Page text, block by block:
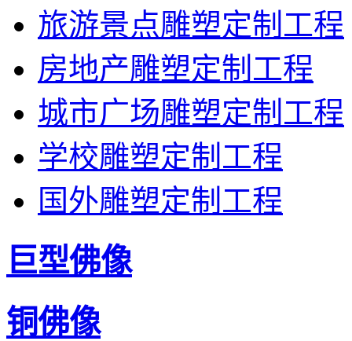
旅游景点雕塑定制工程
房地产雕塑定制工程
城市广场雕塑定制工程
学校雕塑定制工程
国外雕塑定制工程
巨型佛像
铜佛像